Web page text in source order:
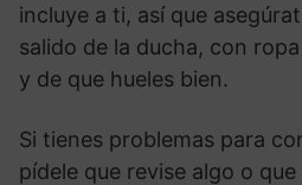
incluye a ti, así que
salido de la ducha, con
y de que hueles bien.
Si tienes problemas para
pídele que revise algo o